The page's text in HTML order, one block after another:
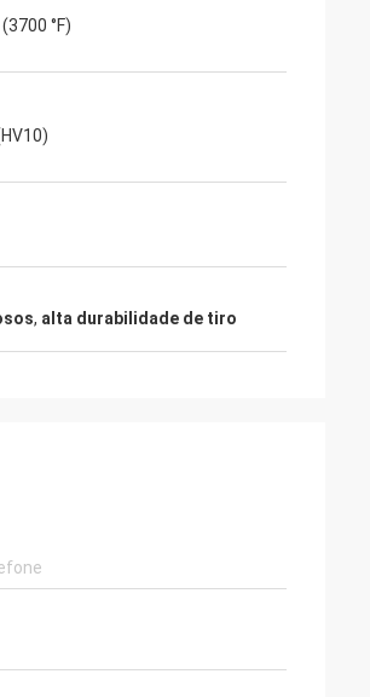
°F)
, alta durabilidade de tiro